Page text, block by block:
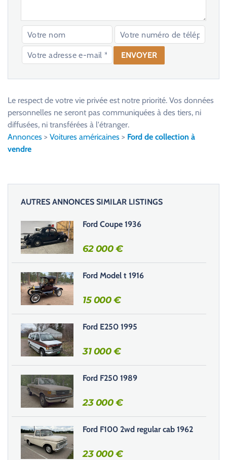
e
s
r
c
e
c
h
m
p
v
d
e
.
Le respect de votre vie privée est notre priorité. Vos données
personnelles ne seront pas communiquées à des tiers, ni
diffusées, ni transférées à l'étranger.
Annonces > Voitures américaines > Ford de collection à
vendre
AUTRES ANNONCES SIMILAR LISTINGS
Ford Coupe 1936
62 000€
Ford Model t 1916
15 000€
Ford E250 1995
31 000€
Ford F250 1989
23 000€
Ford F100 2wd regular cab 1962
23 000€